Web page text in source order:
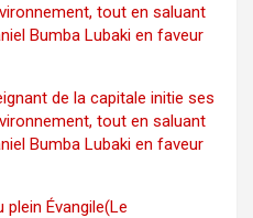
tout en saluant
Bumba Lubaki en faveur
de la capitale initie ses
tout en saluant
Bumba Lubaki en faveur
plein Évangile(Le